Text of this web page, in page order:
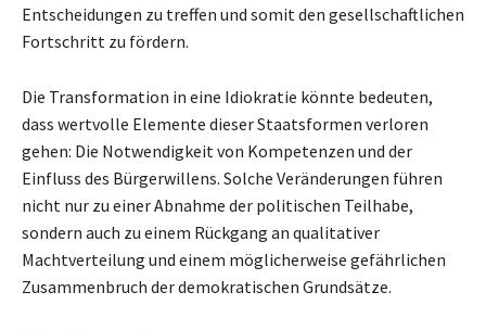
Entscheidungen zu treffen und somit den gesellschaftlichen
Fortschritt zu fördern.
Die Transformation in eine Idiokratie könnte bedeuten,
dass wertvolle Elemente dieser Staatsformen verloren
gehen: Die Notwendigkeit von Kompetenzen und der
Einfluss des Bürgerwillens. Solche Veränderungen führen
nicht nur zu einer Abnahme der politischen Teilhabe,
sondern auch zu einem Rückgang an qualitativer
Machtverteilung und einem möglicherweise gefährlichen
Zusammenbruch der demokratischen Grundsätze.